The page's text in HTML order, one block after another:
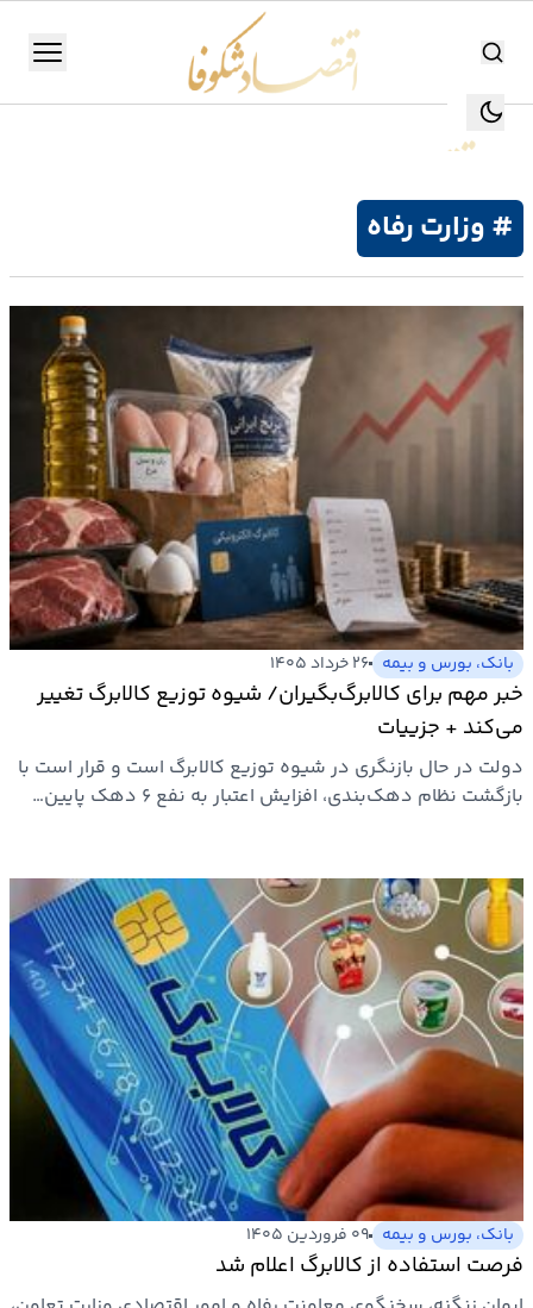
جستجو
منو
تولید
انرژی
بیمه
اقتصاد
جهان
بازار
و
تجارت
راه
و
مسکن
اقتصاد
ایران
ارتباطات
خودرو
عمومی
# وزارت رفاه
بانک، بورس و بیمه ۲۶ خرداد ۱۴۰۵
خبر مهم برای کالابرگ‌بگیران/ شیوه توزیع کالابرگ تغییر
می‌کند + جزییات
دولت در حال بازنگری در شیوه توزیع کالابرگ است و قرار است با
بازگشت نظام دهک‌بندی، افزایش اعتبار به نفع ۶ دهک پایین…
بانک، بورس و بیمه ۰۹ فروردین ۱۴۰۵
فرصت استفاده از کالابرگ اعلام شد